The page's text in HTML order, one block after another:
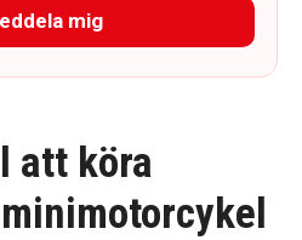
mig
att köra